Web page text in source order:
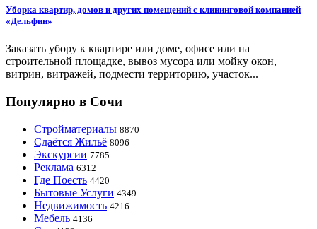
Уборка квартир, домов и других помещений с клининговой компанией
«Дельфин»
Заказать убору к квартире или доме, офисе или на
строительной площадке, вывоз мусора или мойку окон,
витрин, витражей, подмести территорию, участок...
Популярно в Сочи
Стройматериалы 8870
Сдаётся Жильё 8096
Экскурсии 7785
Реклама 6312
Где Поесть 4420
Бытовые Услуги 4349
Недвижимость 4216
Мебель 4136